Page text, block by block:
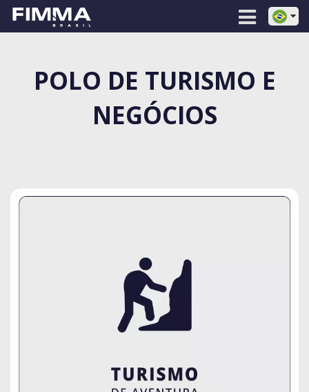
POLO DE TURISMO E
NEGÓCIOS